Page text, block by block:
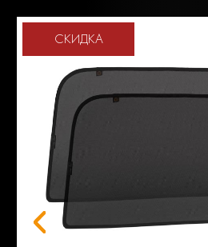
СКИДКА